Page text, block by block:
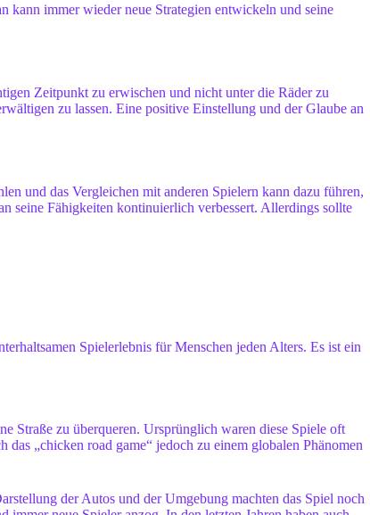
kann immer wieder neue Strategien entwickeln und seine
Zeitpunkt zu erwischen und nicht unter die Räder zu
zu lassen. Eine positive Einstellung und der Glaube an
und das Vergleichen mit anderen Spielern kann dazu führen,
seine Fähigkeiten kontinuierlich verbessert. Allerdings sollte
Spielerlebnis für Menschen jeden Alters. Es ist ein
Straße zu überqueren. Ursprünglich waren diese Spiele oft
„chicken road game“ jedoch zu einem globalen Phänomen
der Autos und der Umgebung machten das Spiel noch